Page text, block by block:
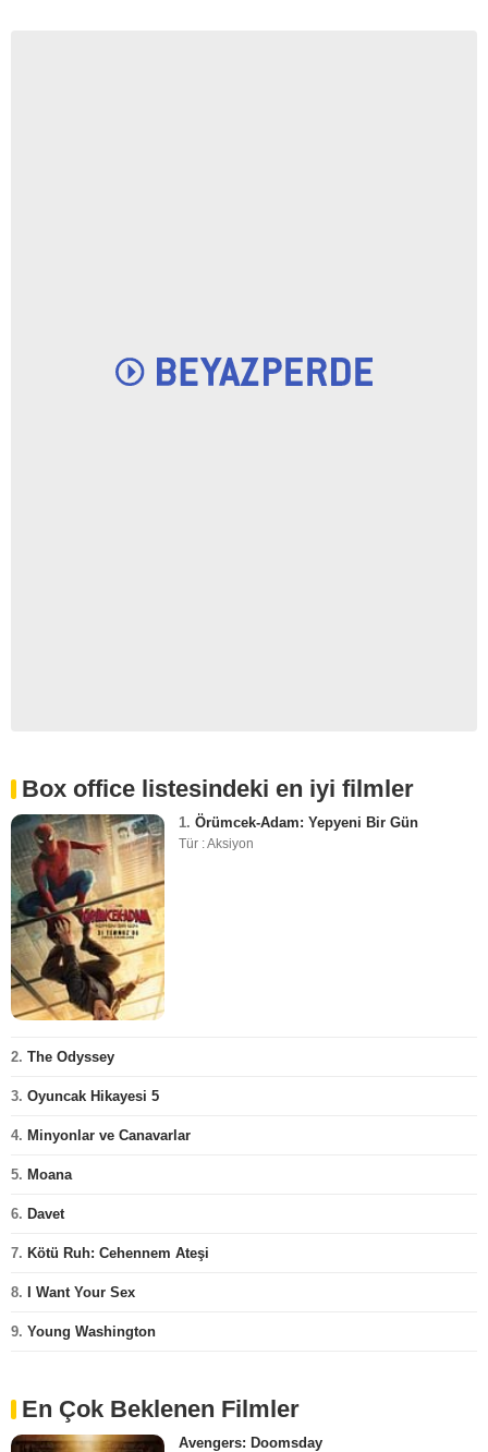
Box office listesindeki en iyi filmler
1. Örümcek-Adam: Yepyeni Bir Gün
Tür : Aksiyon
2. The Odyssey
3. Oyuncak Hikayesi 5
4. Minyonlar ve Canavarlar
5. Moana
6. Davet
7. Kötü Ruh: Cehennem Ateşi
8. I Want Your Sex
9. Young Washington
En Çok Beklenen Filmler
Avengers: Doomsday